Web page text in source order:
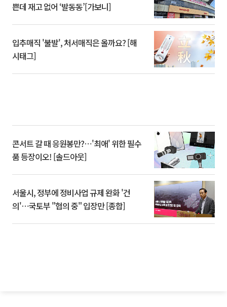
쁜데 재고 없어 ‘발동동’[가보니]
입추매직 '불발', 처서매직은 올까요? [해
시태그]
콘서트 갈 때 응원봉만?⋯'최애' 위한 필수
품 등장이오! [솔드아웃]
서울시, 정부에 정비사업 규제 완화 '건
의'⋯국토부 "협의 중" 입장만 [종합]